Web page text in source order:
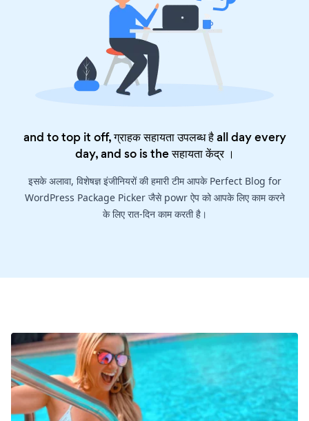
and to top it off, ग्राहक सहायता उपलब्ध है all day every
day, and so is theसहायता केंद्र।
इसके अलावा, विशेषज्ञ इंजीनियरों की हमारी टीम आपके Perfect Blog for
WordPress Package Picker जैसे powr ऐप को आपके लिए काम करने
के लिए रात-दिन काम करती है।